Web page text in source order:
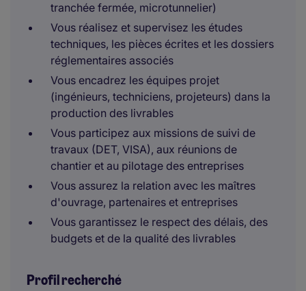
tranchée fermée, microtunnelier)
Vous réalisez et supervisez les études
techniques, les pièces écrites et les dossiers
réglementaires associés
Vous encadrez les équipes projet
(ingénieurs, techniciens, projeteurs) dans la
production des livrables
Vous participez aux missions de suivi de
travaux (DET, VISA), aux réunions de
chantier et au pilotage des entreprises
Vous assurez la relation avec les maîtres
d'ouvrage, partenaires et entreprises
Vous garantissez le respect des délais, des
budgets et de la qualité des livrables
Profil recherché